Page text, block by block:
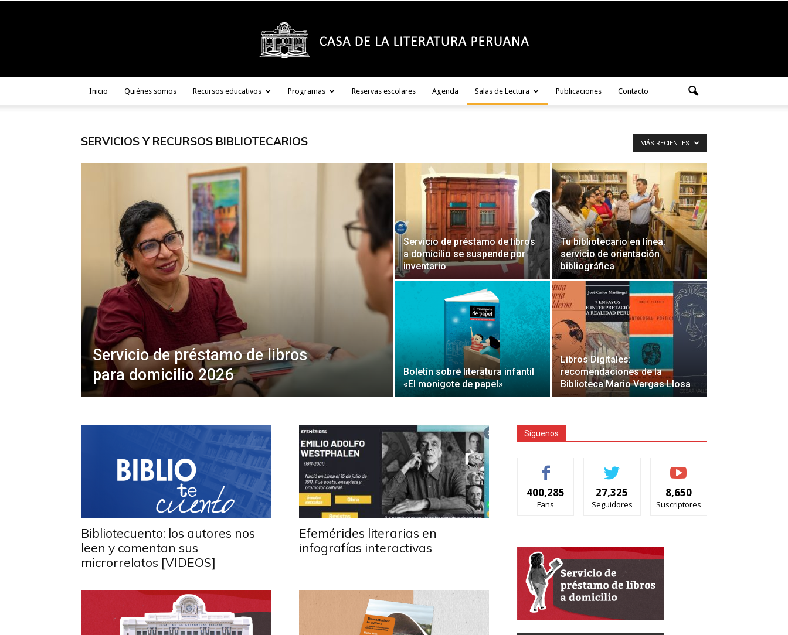
la
Inicio Quiénes somos Recursos educativos Programas Reservas escolares Agenda Salas de Lectura Publicaciones Contacto
SERVICIOS Y RECURSOS BIBLIOTECARIOS MÁS RECIENTES
Servicio de préstamo de libros
para domicilio 2026
Servicio de préstamo de libros
a domicilio se suspende por
inventario
Tu bibliotecario en línea:
servicio de orientación
bibliográfica
Boletín sobre literatura infantil
«El monigote de papel»
Libros Digitales:
recomendaciones de la
Biblioteca Mario Vargas Llosa
Bibliotecuento: los autores nos
leen y comentan sus
microrrelatos [VIDEOS]
Efemérides literarias en
infografías interactivas
Síguenos
400,285
Fans
27,325
Seguidores
8,650
Suscriptores